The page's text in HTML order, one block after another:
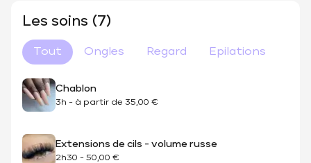
Les soins (7)
Tout Ongles Regard Epilations
Chablon
3h - à partir de 35,00 €
Extensions de cils - volume russe
2h30 - 50,00 €